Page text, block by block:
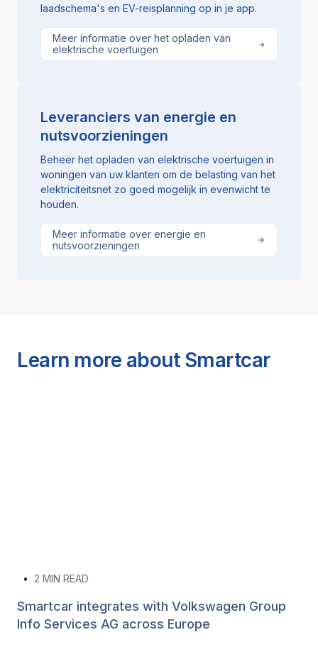
laadschema's en EV-reisplanning op in je app.
Meer informatie over het opladen van
elektrische voertuigen
Leveranciers van energie en
nutsvoorzieningen
Beheer het opladen van elektrische voertuigen in
woningen van uw klanten om de belasting van het
elektriciteitsnet zo goed mogelijk in evenwicht te
houden.
Meer informatie over energie en
nutsvoorzieningen
Learn more about Smartcar
• 2 MIN READ
Smartcar integrates with Volkswagen Group
Info Services AG across Europe